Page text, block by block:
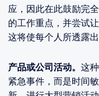
应，因此在此鼓励完
的工作重点，并尝试
这将使每个人所透露
产品或公司活动。 这
紧急事件，而是时间